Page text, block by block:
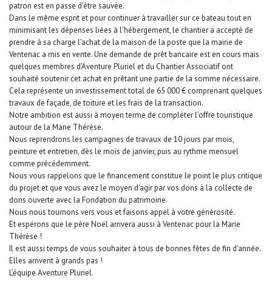
patron est en passe d’être sauvée.
Dans le même esprit et pour continuer à travailler sur ce bateau tout en
minimisant les dépenses liées à l'hébergement, le chantier a accepté de
prendre à sa charge l'achat de la maison de la poste que la mairie de
Ventenac a mis en vente. Une demande de prêt bancaire est en cours mais
quelques membres d'Aventure Pluriel et du Chantier Associatif ont
souhaité soutenir cet achat en prêtant une partie de la somme nécessaire.
Cela représente un investissement total de 65 000 € comprenant quelques
travaux de façade, de toiture et les frais de la transaction.
Notre ambition est aussi à moyen terme de compléter l’offre touristique
autour de la Marie Thérèse.
Nous reprendrons les campagnes de travaux de 10 jours par mois,
peinture et entretien, dès le mois de janvier, puis au rythme mensuel
comme précédemment.
Nous vous rappelons que le financement constitue le point le plus critique
du projet et que vous avez le moyen d’agir par vos dons à la collecte de
dons ouverte avec la Fondation du patrimoine.
Nous nous tournons vers vous et faisons appel à votre générosité.
Et espérons que le père Noël arrivera aussi à Ventenac pour la Marie
Thérèse !
Il est aussi temps de vous souhaiter à tous de bonnes fêtes de fin d'année.
Elles arrivent à grands pas !
L’équipe Aventure Pluriel.